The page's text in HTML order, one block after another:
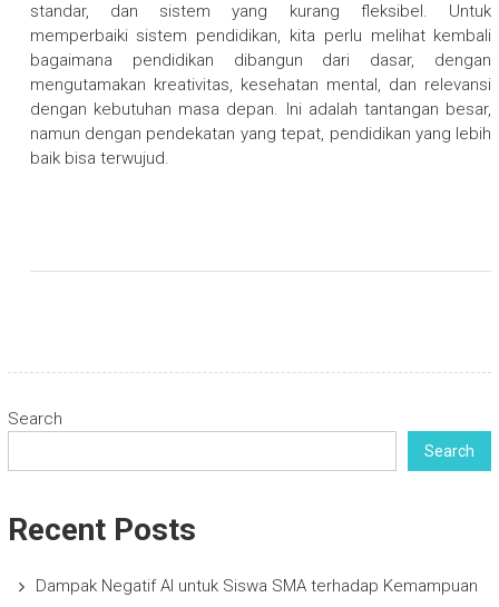
standar, dan sistem yang kurang fleksibel. Untuk
memperbaiki sistem pendidikan, kita perlu melihat kembali
bagaimana pendidikan dibangun dari dasar, dengan
mengutamakan kreativitas, kesehatan mental, dan relevansi
dengan kebutuhan masa depan. Ini adalah tantangan besar,
namun dengan pendekatan yang tepat, pendidikan yang lebih
baik bisa terwujud.
Search
Search
Recent Posts
Dampak Negatif AI untuk Siswa SMA terhadap Kemampuan